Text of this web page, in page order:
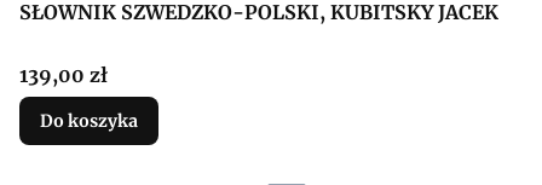
SŁOWNIK SZWEDZKO-POLSKI, KUBITSKY JACEK
Cena
139,00 zł
Do koszyka